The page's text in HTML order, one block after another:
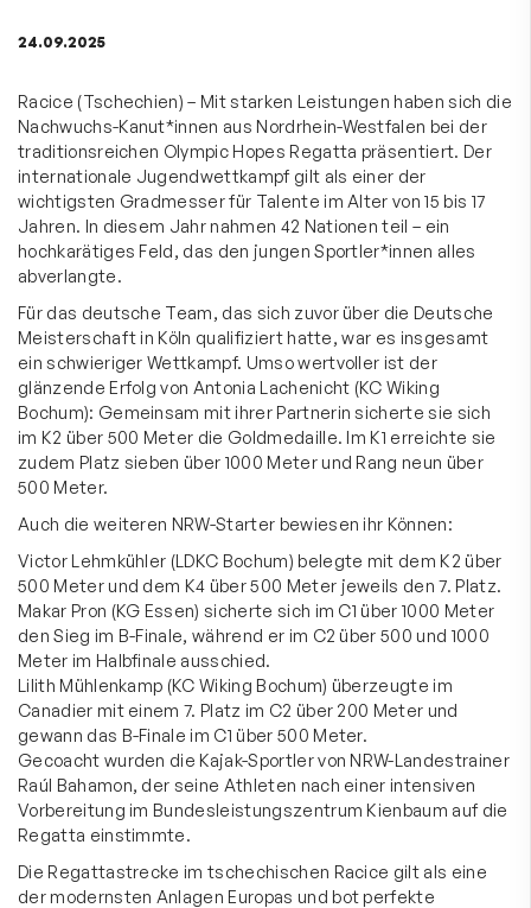
24.09.2025
Racice (Tschechien) – Mit starken Leistungen haben sich die
Nachwuchs-Kanut*innen aus Nordrhein-Westfalen bei der
traditionsreichen Olympic Hopes Regatta präsentiert. Der
internationale Jugendwettkampf gilt als einer der
wichtigsten Gradmesser für Talente im Alter von 15 bis 17
Jahren. In diesem Jahr nahmen 42 Nationen teil – ein
hochkarätiges Feld, das den jungen Sportler*innen alles
abverlangte.
Für das deutsche Team, das sich zuvor über die Deutsche
Meisterschaft in Köln qualifiziert hatte, war es insgesamt
ein schwieriger Wettkampf. Umso wertvoller ist der
glänzende Erfolg von Antonia Lachenicht (KC Wiking
Bochum): Gemeinsam mit ihrer Partnerin sicherte sie sich
im K2 über 500 Meter die Goldmedaille. Im K1 erreichte sie
zudem Platz sieben über 1000 Meter und Rang neun über
500 Meter.
Auch die weiteren NRW-Starter bewiesen ihr Können:
Victor Lehmkühler (LDKC Bochum) belegte mit dem K2 über
500 Meter und dem K4 über 500 Meter jeweils den 7. Platz.
Makar Pron (KG Essen) sicherte sich im C1 über 1000 Meter
den Sieg im B-Finale, während er im C2 über 500 und 1000
Meter im Halbfinale ausschied.
Lilith Mühlenkamp (KC Wiking Bochum) überzeugte im
Canadier mit einem 7. Platz im C2 über 200 Meter und
gewann das B-Finale im C1 über 500 Meter.
Gecoacht wurden die Kajak-Sportler von NRW-Landestrainer
Raúl Bahamon, der seine Athleten nach einer intensiven
Vorbereitung im Bundesleistungszentrum Kienbaum auf die
Regatta einstimmte.
Die Regattastrecke im tschechischen Racice gilt als eine
der modernsten Anlagen Europas und bot perfekte